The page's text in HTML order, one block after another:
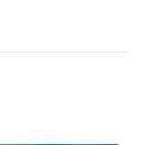
ース！女子旅を満喫